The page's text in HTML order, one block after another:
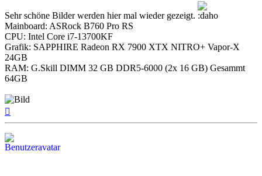
Sehr schöne Bilder werden hier mal wieder gezeigt.
Mainboard: ASRock B760 Pro RS
CPU: Intel Core i7-13700KF
Grafik: SAPPHIRE Radeon RX 7900 XTX NITRO+ Vapor-X
24GB
RAM: G.Skill DIMM 32 GB DDR5-6000 (2x 16 GB) Gesammt
64GB